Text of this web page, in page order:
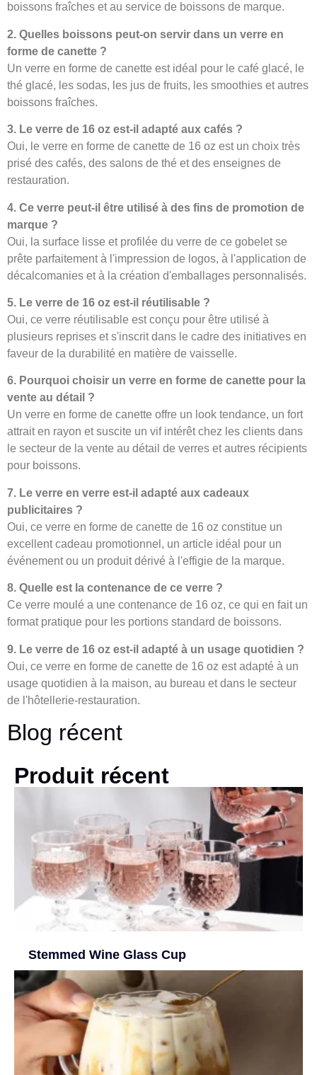
boissons fraîches et au service de boissons de marque.
2. Quelles boissons peut-on servir dans un verre en
forme de canette ?
Un verre en forme de canette est idéal pour le café glacé, le
thé glacé, les sodas, les jus de fruits, les smoothies et autres
boissons fraîches.
3. Le verre de 16 oz est-il adapté aux cafés ?
Oui, le verre en forme de canette de 16 oz est un choix très
prisé des cafés, des salons de thé et des enseignes de
restauration.
4. Ce verre peut-il être utilisé à des fins de promotion de
marque ?
Oui, la surface lisse et profilée du verre de ce gobelet se
prête parfaitement à l'impression de logos, à l'application de
décalcomanies et à la création d'emballages personnalisés.
5. Le verre de 16 oz est-il réutilisable ?
Oui, ce verre réutilisable est conçu pour être utilisé à
plusieurs reprises et s'inscrit dans le cadre des initiatives en
faveur de la durabilité en matière de vaisselle.
6. Pourquoi choisir un verre en forme de canette pour la
vente au détail ?
Un verre en forme de canette offre un look tendance, un fort
attrait en rayon et suscite un vif intérêt chez les clients dans
le secteur de la vente au détail de verres et autres récipients
pour boissons.
7. Le verre en verre est-il adapté aux cadeaux
publicitaires ?
Oui, ce verre en forme de canette de 16 oz constitue un
excellent cadeau promotionnel, un article idéal pour un
événement ou un produit dérivé à l'effigie de la marque.
8. Quelle est la contenance de ce verre ?
Ce verre moulé a une contenance de 16 oz, ce qui en fait un
format pratique pour les portions standard de boissons.
9. Le verre de 16 oz est-il adapté à un usage quotidien ?
Oui, ce verre en forme de canette de 16 oz est adapté à un
usage quotidien à la maison, au bureau et dans le secteur
de l'hôtellerie-restauration.
Blog récent
Produit récent
Stemmed Wine Glass Cup